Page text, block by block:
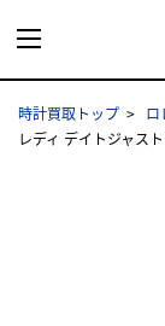
時計買取トップ ロ
レディ デイトジャス